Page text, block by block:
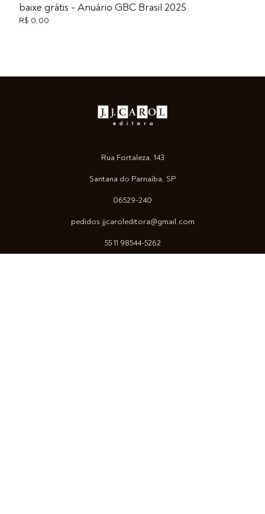
baixe grátis - Anuário GBC Brasil 2025
R$ 0,00
Rua Fortaleza, 143
Santana do Parnaíba, SP
06529-240
pedidos.jjcaroleditora@gmail.com
55 11 98544-5262